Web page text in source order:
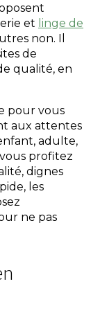
et linge de
non. Il
de
qualité, en
pour vous
aux attentes
adulte,
profitez
dignes
les
ne pas